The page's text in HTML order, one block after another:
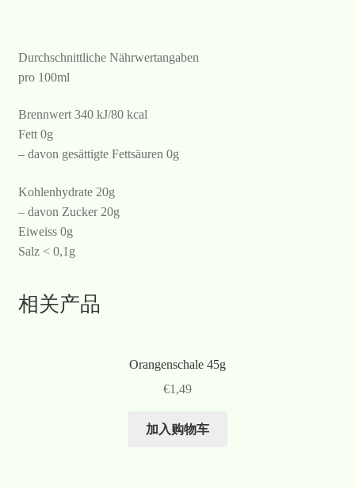
Durchschnittliche Nährwertangaben
pro 100ml
Brennwert 340 kJ/80 kcal
Fett 0g
– davon gesättigte Fettsäuren 0g
Kohlenhydrate 20g
– davon Zucker 20g
Eiweiss 0g
Salz < 0,1g
相关产品
Orangenschale 45g
€1,49
加入购物车